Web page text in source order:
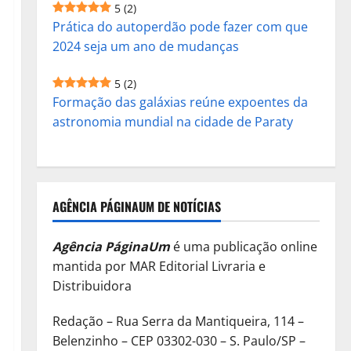
5 (2)
Prática do autoperdão pode fazer com que
2024 seja um ano de mudanças
5 (2)
Formação das galáxias reúne expoentes da
astronomia mundial na cidade de Paraty
AGÊNCIA PÁGINAUM DE NOTÍCIAS
Agência PáginaUmé uma publicação online
mantida por MAR Editorial Livraria e
Distribuidora
Redação – Rua Serra da Mantiqueira, 114 –
Belenzinho – CEP 03302-030 – S. Paulo/SP –